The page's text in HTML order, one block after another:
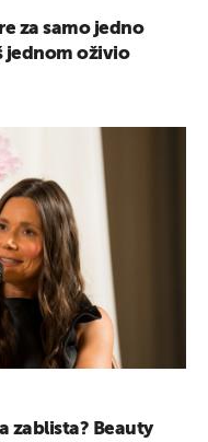
za samo jedno
jednom oživio
zablista? Beauty